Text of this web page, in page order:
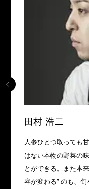
田村 浩二
人参ひとつ取っても
はない本物の野菜の
とができる。また本
容が変わる” のも、